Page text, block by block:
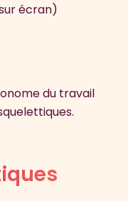
écran)
du travail